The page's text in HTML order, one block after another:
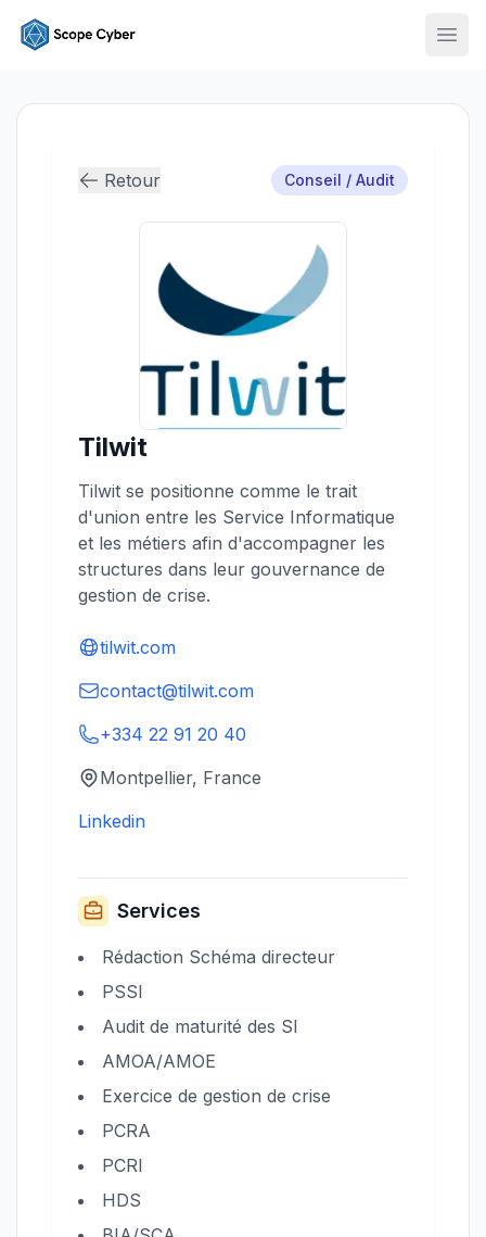
Retour Conseil / Audit
Tilwit
Tilwit se positionne comme le trait
d'union entre les Service Informatique
et les métiers afin d'accompagner les
structures dans leur gouvernance de
gestion de crise.
tilwit.com
contact@tilwit.com
+334 22 91 20 40
Montpellier, France
Linkedin
Services
Rédaction Schéma directeur
PSSI
Audit de maturité des SI
AMOA/AMOE
Exercice de gestion de crise
PCRA
PCRI
HDS